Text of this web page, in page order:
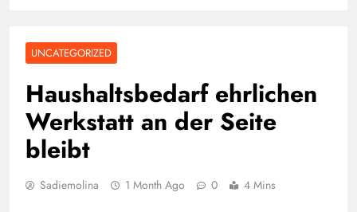
UNCATEGORIZED
Haushaltsbedarf ehrlichen
Werkstatt an der Seite
bleibt
Sadiemolina 1 Month Ago 0 4 Mins